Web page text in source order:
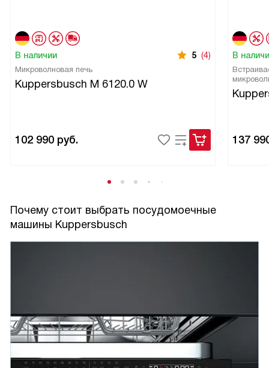
В наличии 5 (4)
Микроволновая печь
Kuppersbusch M 6120.0 W
102 990 руб.
В
137
Почему стоит выбрать посудомоечные
машины Kuppersbusch